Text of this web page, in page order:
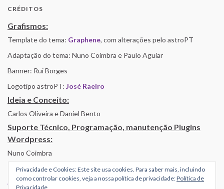
CRÉDITOS
Grafismos:
Template do tema: Graphene, com alterações pelo astroPT
Adaptação do tema: Nuno Coimbra e Paulo Aguiar
Banner: Rui Borges
Logotipo astroPT: José Raeiro
Ideia e Conceito:
Carlos Oliveira e Daniel Bento
Suporte Técnico, Programação, manutenção Plugins
Wordpress:
Nuno Coimbra
Alojamento por Simbiose
Privacidade e Cookies: Este site usa cookies. Para saber mais, incluindo
como controlar cookies, veja a nossa política de privacidade:Política de
Privacidade